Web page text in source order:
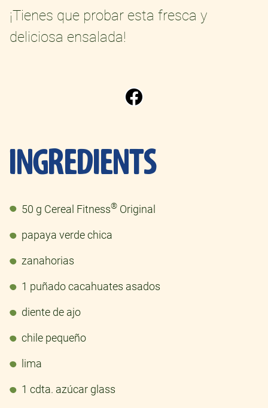
¡Tienes que probar esta fresca y
deliciosa ensalada!
INGREDIENTS
50 g Cereal Fitness® Original
papaya verde chica
zanahorias
1 puñado cacahuates asados
diente de ajo
chile pequeño
lima
1 cdta. azúcar glass